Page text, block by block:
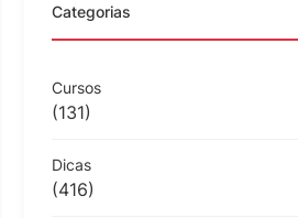
Categorias
Cursos
(131)
Dicas
(416)